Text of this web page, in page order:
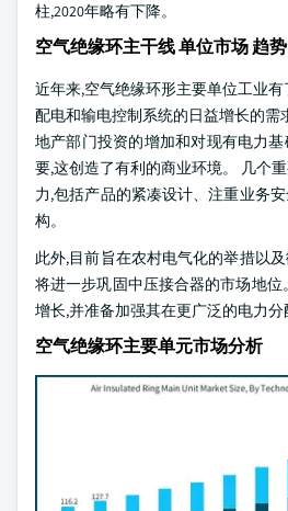
柱,2020年略有下降。
空气绝缘环主干线 单位市场 趋势
近年来,空气绝缘环形主要单位工业
配电和输电控制系统的日益增长的需
地产部门投资的增加和对现有电力
要,这创造了有利的商业环境。 几个
力,包括产品的紧凑设计、注重业务
构。
此外,目前旨在农村电气化的举措以
将进一步巩固中压接合器的市场地
增长,并准备加强其在更广泛的电力分
空气绝缘环主要单元市场分析